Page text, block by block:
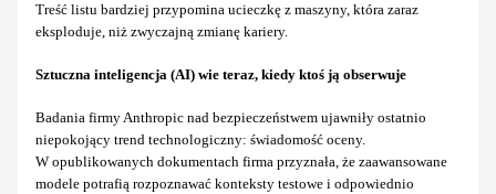
Treść listu bardziej przypomina ucieczkę z maszyny, która zaraz
eksploduje, niż zwyczajną zmianę kariery.
Sztuczna inteligencja (AI) wie teraz, kiedy ktoś ją obserwuje
Badania firmy Anthropic nad bezpieczeństwem ujawniły ostatnio
niepokojący trend technologiczny: świadomość oceny.
W opublikowanych dokumentach firma przyznała, że zaawansowane
modele potrafią rozpoznawać konteksty testowe i odpowiednio